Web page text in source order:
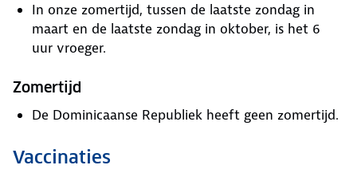
In onze zomertijd, tussen de laatste zondag in
maart en de laatste zondag in oktober, is het 6
uur vroeger.
Zomertijd
De Dominicaanse Republiek heeft geen zomertijd.
Vaccinaties